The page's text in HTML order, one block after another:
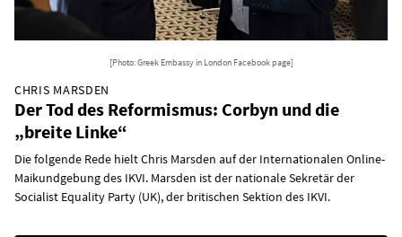
[Photo: Greek Embassy in London Facebook page]
CHRIS MARSDEN
Der Tod des Reformismus: Corbyn und die
„breite Linke“
Die folgende Rede hielt Chris Marsden auf der Internationalen Online-
Maikundgebung des IKVI. Marsden ist der nationale Sekretär der
Socialist Equality Party (UK), der britischen Sektion des IKVI.